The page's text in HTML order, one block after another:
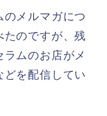
のメルマガにつ
たのですが、残
ムのお店がメ
どを配信してい